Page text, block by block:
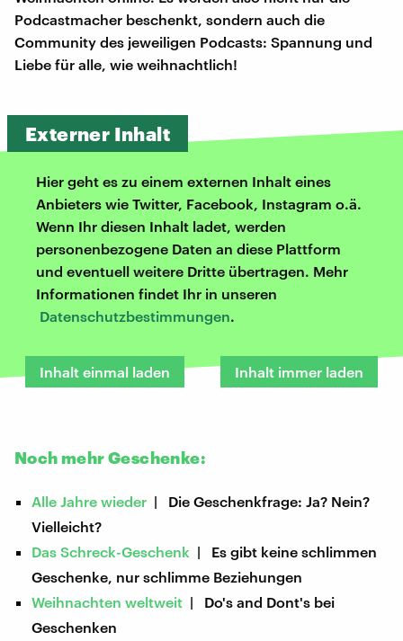
Podcastmacher beschenkt, sondern auch die
Community des jeweiligen Podcasts: Spannung und
Liebe für alle, wie weihnachtlich!
Externer Inhalt
Hier geht es zu einem externen Inhalt eines
Anbieters wie Twitter, Facebook, Instagram o.ä.
Wenn Ihr diesen Inhalt ladet, werden
personenbezogene Daten an diese Plattform
und eventuell weitere Dritte übertragen. Mehr
Informationen findet Ihr in unseren
Datenschutzbestimmungen.
Inhalt einmal laden Inhalt immer laden
Noch mehr Geschenke:
Alle Jahre wieder | Die Geschenkfrage: Ja? Nein?
Vielleicht?
Das Schreck-Geschenk | Es gibt keine schlimmen
Geschenke, nur schlimme Beziehungen
Weihnachten weltweit | Do's and Dont's bei
Geschenken